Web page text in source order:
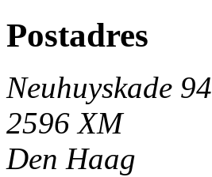
Postadres
Neuhuyskade 94
2596 XM
Den Haag